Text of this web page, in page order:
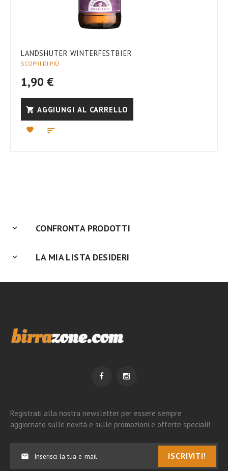
LANDSHUTER WINTERFESTBIER
SCOPRI DI PIÙ
1,90 €
AGGIUNGI AL CARRELLO
CONFRONTA PRODOTTI
LA MIA LISTA DESIDERI
Registrati alla nostra newsletter per essere sempre
aggiornato sulle novità e sulle promozioni e offerte speciali!
ISCRIVITI!